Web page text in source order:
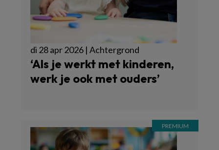
di 28 apr 2026 | Achtergrond
‘Als je werkt met kinderen,
werk je ook met ouders’